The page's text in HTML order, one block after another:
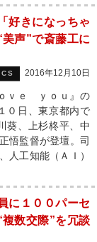
好きになっちゃ
声”で斎藤工に
2016年12月10日
ｖｅ ｙｏｕ』の
０日、東京都内で
葵、上杉柊平、中
悟監督が登壇。司
工知能（ＡＩ）
に１００パーセ
数交際”を冗談